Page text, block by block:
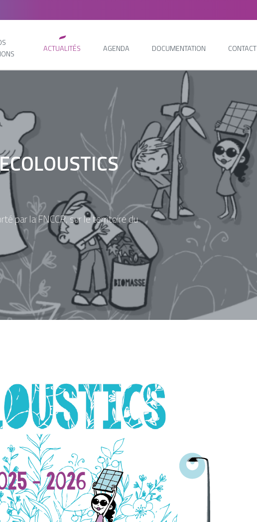
ACTUALITÉS AGENDA DOCUMENTATION CONTACT
par la FNCCR, sur le territoire du